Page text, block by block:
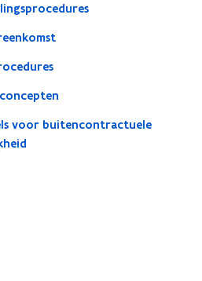
voor buitencontractuele